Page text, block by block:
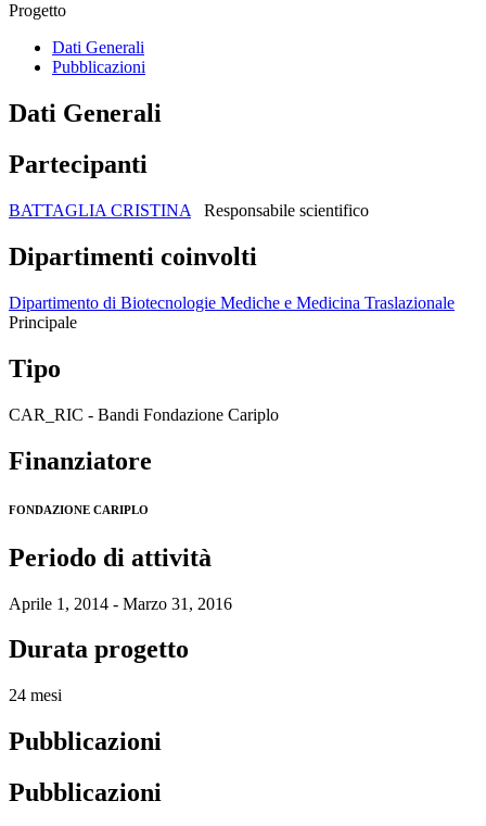
Progetto
Dati Generali
Pubblicazioni
Dati Generali
Partecipanti
BATTAGLIA CRISTINA Responsabile scientifico
Dipartimenti coinvolti
Dipartimento di Biotecnologie Mediche e Medicina Traslazionale
Principale
Tipo
CAR_RIC - Bandi Fondazione Cariplo
Finanziatore
FONDAZIONE CARIPLO
Periodo di attività
Aprile 1, 2014 - Marzo 31, 2016
Durata progetto
24 mesi
Pubblicazioni
Pubblicazioni